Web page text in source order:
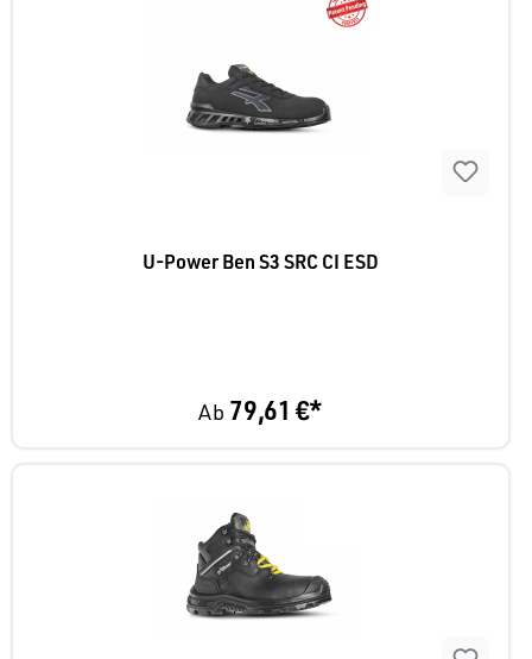
U-Power Ben S3 SRC CI ESD
Ab 79,61 €*